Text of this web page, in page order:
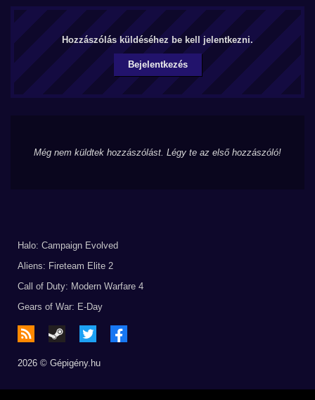
Hozzászólás küldéséhez be kell jelentkezni.
Bejelentkezés
Még nem küldtek hozzászólást. Légy te az első hozzászóló!
Halo: Campaign Evolved
Aliens: Fireteam Elite 2
Call of Duty: Modern Warfare 4
Gears of War: E-Day
2026 © Gépigény.hu